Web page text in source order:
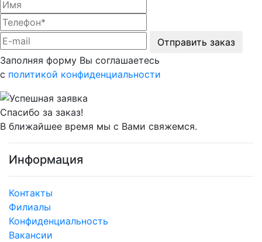
Отправить заказ
Заполняя форму Вы соглашаетесь
с политикой конфиденциальности
Спасибо за заказ!
В ближайшее время мы с Вами свяжемся.
Информация
Контакты
Филиалы
Конфиденциальность
Вакансии